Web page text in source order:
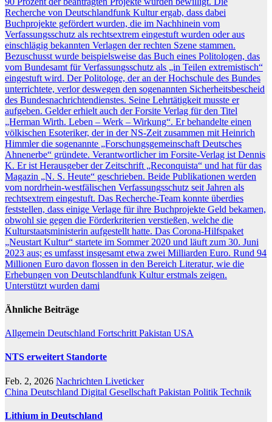
Recherche von Deutschlandfunk Kultur ergab, dass dabei
Buchprojekte gefördert wurden, die im Nachhinein vom
Verfassungsschutz als rechtsextrem eingestuft wurden oder aus
einschlägig bekannten Verlagen der rechten Szene stammen.
Bezuschusst wurde beispielsweise das Buch eines Politologen, das
vom Bundesamt für Verfassungsschutz als „in Teilen extremistisch“
eingestuft wird. Der Politologe, der an der Hochschule des Bundes
unterrichtete, verlor deswegen den sogenannten Sicherheitsbescheid
des Bundesnachrichtendienstes. Seine Lehrtätigkeit musste er
aufgeben. Gelder erhielt auch der Forsite Verlag für den Titel
„Herman Wirth. Leben – Werk – Wirkung“. Er behandelte einen
völkischen Esoteriker, der in der NS-Zeit zusammen mit Heinrich
Himmler die sogenannte „Forschungsgemeinschaft Deutsches
Ahnenerbe“ gründete. Verantwortlicher im Forsite-Verlag ist Dennis
K. Er ist Herausgeber der Zeitschrift „Reconquista“ und hat für das
Magazin „N. S. Heute“ geschrieben. Beide Publikationen werden
vom nordrhein-westfälischen Verfassungsschutz seit Jahren als
rechtsextrem eingestuft. Das Recherche-Team konnte überdies
feststellen, dass einige Verlage für ihre Buchprojekte Geld bekamen,
obwohl sie gegen die Förderkriterien verstießen, welche die
Kulturstaatsministerin aufgestellt hatte. Das Corona-Hilfspaket
„Neustart Kultur“ startete im Sommer 2020 und läuft zum 30. Juni
2023 aus; es umfasst insgesamt etwa zwei Milliarden Euro. Rund 94
Millionen Euro davon flossen in den Bereich Literatur, wie die
Erhebungen von Deutschlandfunk Kultur erstmals zeigen.
Unterstützt wurden dami
Ähnliche Beiträge
Allgemein Deutschland Fortschritt Pakistan USA
NTS erweitert Standorte
Feb. 2, 2026 Nachrichten Liveticker
China Deutschland Digital Gesellschaft Pakistan Politik Technik
Lithium in Deutschland